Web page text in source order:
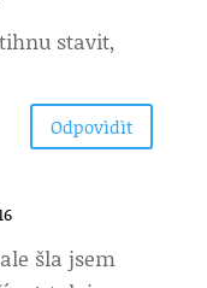
stavit,
Odpovìdìt
šla jsem